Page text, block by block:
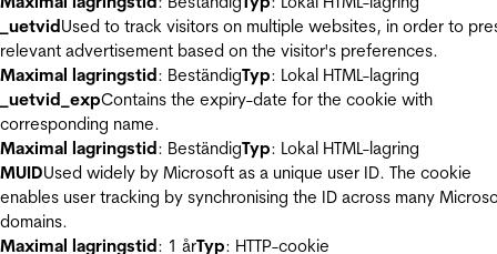
_uetvidUsed to track visitors on multiple websites, in order to
relevant advertisement based on the visitor's preferences.
Maximal lagringstid: BeständigTyp: Lokal HTML-lagring
_uetvid_expContains the expiry-date for the cookie with
corresponding name.
Maximal lagringstid: BeständigTyp: Lokal HTML-lagring
MUIDUsed widely by Microsoft as a unique user ID. The cookie
enables user tracking by synchronising the ID across many
domains.
Maximal lagringstid: 1 årTyp: HTTP-cookie